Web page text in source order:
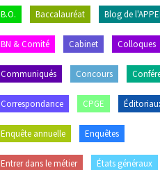
B.O. Baccalauréat Blog de
BN & Comité Cabinet Colloques
Communiqués Concours
Correspondance CPGE
Enquête annuelle Enquêtes
Entrer dans le métier États généraux